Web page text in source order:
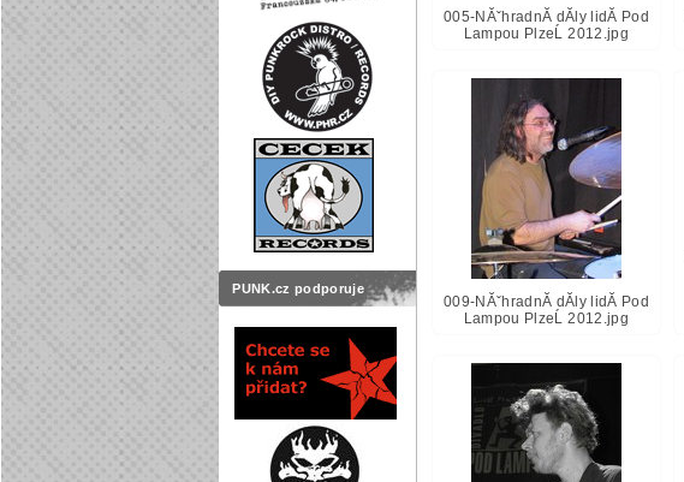
PUNK.cz podporuje
005-NĂˇhradnĂ­ dĂ­ly lidĂ­ Pod
Lampou PlzeĹ 2012.jpg
009-NĂˇhradnĂ­ dĂ­ly lidĂ­ Pod
Lampou PlzeĹ 2012.jpg